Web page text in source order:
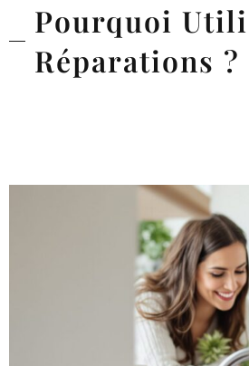
Pourquoi
Réparations ?